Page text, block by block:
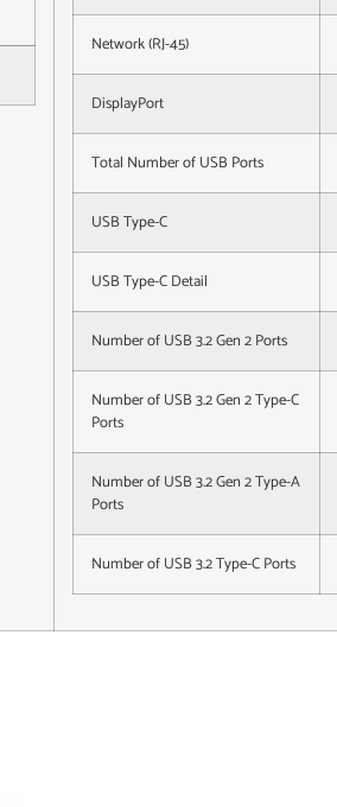
Network (RJ-45)
DisplayPort
Total Number of USB Ports
USB Type-C
USB Type-C Detail
Number of USB 3.2 Gen 2 Ports
Number of USB 3.2 Gen 2 Type-C
Ports
Number of USB 3.2 Gen 2 Type-A
Ports
Number of USB 3.2 Type-C Ports